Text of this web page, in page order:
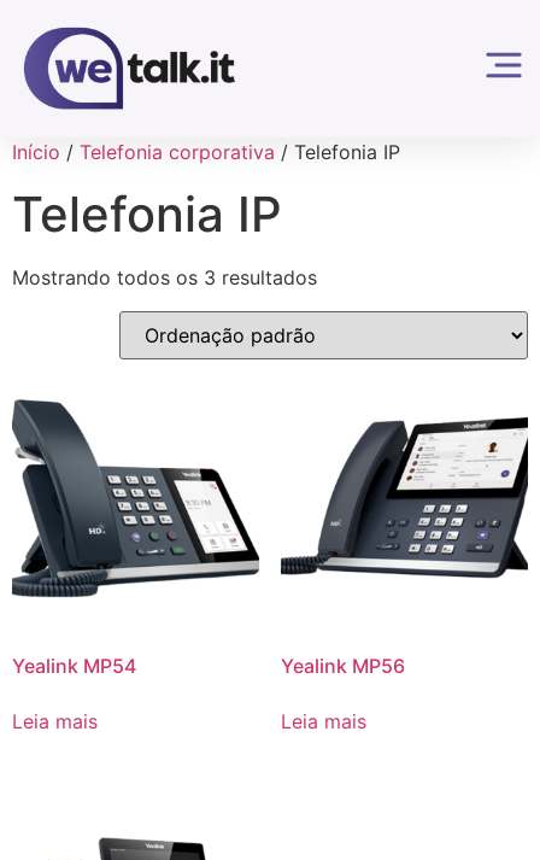
Início / Telefonia corporativa / Telefonia IP
Telefonia IP
Mostrando todos os 3 resultados
Yealink MP54
Leia mais
Yealink MP56
Leia mais